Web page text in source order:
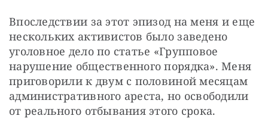
Впоследствии за этот эпизод на меня и еще
нескольких активистов было заведено
уголовное дело по статье «Групповое
нарушение общественного порядка». Меня
приговорили к двум с половиной месяцам
административного ареста, но освободили
от реального отбывания этого срока.